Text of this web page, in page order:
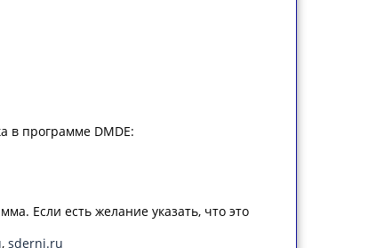
в программе DMDE:
Если есть желание указать, что это
, sderni.ru